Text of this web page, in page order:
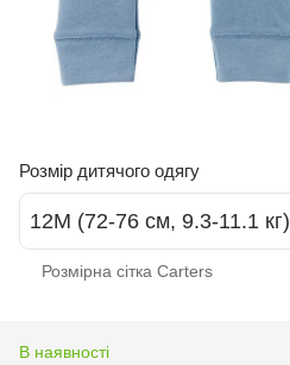
Розмір дитячого одягу
12М (72-76 см, 9.3-11.1 кг)
Розмірна сітка Carters
В наявності